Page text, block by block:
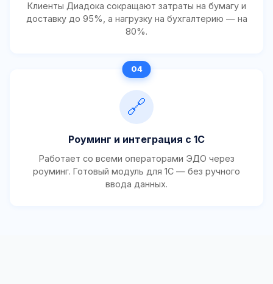
Клиенты Диадока сокращают затраты на бумагу и
доставку до 95%, а нагрузку на бухгалтерию — на
80%.
🔗
Роуминг и интеграция с 1С
Работает со всеми операторами ЭДО через
роуминг. Готовый модуль для 1С — без ручного
ввода данных.